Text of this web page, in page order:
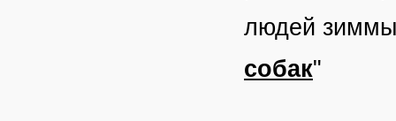
людей
собак"